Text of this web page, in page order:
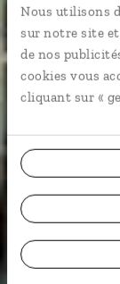
Nous utilisons
sur notre site
de nos
cookies vous
cliquant sur «